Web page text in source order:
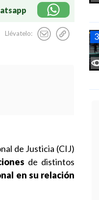
Llévatelo:
de Justicia (CIJ)
de distintos
en su relación